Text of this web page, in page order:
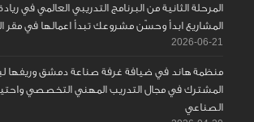
المرحلة الثانية من البرنامج التدريبي العالمي في
المشاريع ابدأ وحسّن مشروعك تبدأ اعمالها في مقر
2026-06-21
منظمة هاند في ضيافة غرفة صناعة دمشق وريفها
المشترك في مجال التدريب المهني التخصصي
الصناعي